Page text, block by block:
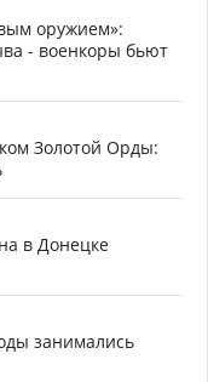
оружием»:
- военкоры бьют
Золотой Орды:
в Донецке
занимались